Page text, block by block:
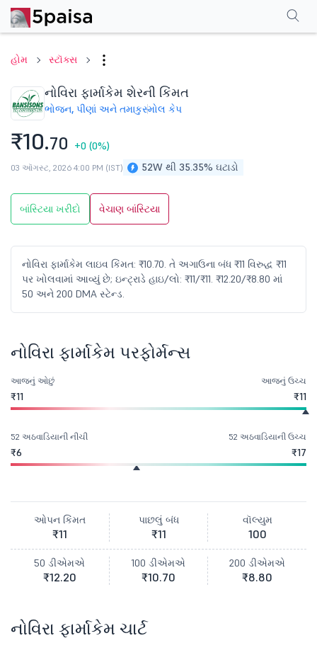
હોમ સ્ટૉક્સ
નોવિરા ફાર્માકેમ શેરની કિંમત
ભોજન, પીણાં અને તમાકુસ્મોલ કેપ
₹10.70 +0 (0%)
52W થી 35.35% ઘટાડો
03 ઑગસ્ટ, 2026 4:00 PM (IST)
બાંસ્ટિયા ખરીદો વેચાણ બાંસ્ટિયા
નોવિરા ફાર્માકેમ લાઇવ કિંમત: ₹10.70. તે અગાઉના બંધ ₹11 વિરુદ્ધ ₹11
પર ખોલવામાં આવ્યું છે; ઇન્ટ્રાડે હાઇ/લો: ₹11/₹11. ₹12.20/₹8.80 માં
50 અને 200 DMA સ્ટેન્ડ.
પરફોર્મન્સફાઇનાન્શિયલ્સ વધુ
નોવિરા ફાર્માકેમ પરફોર્મન્સ
આજનું ઓછું
₹11
આજનું ઉચ્ચ
₹11
52 અઠવાડિયાની નીચી
₹6
52 અઠવાડિયાની ઉચ્ચ
₹17
ઓપન કિંમત
₹11
પાછલું બંધ
₹11
વૉલ્યુમ
100
50 ડીએમએ
₹12.20
100 ડીએમએ
₹10.70
200 ડીએમએ
₹8.80
નોવિરા ફાર્માકેમ ચાર્ટ